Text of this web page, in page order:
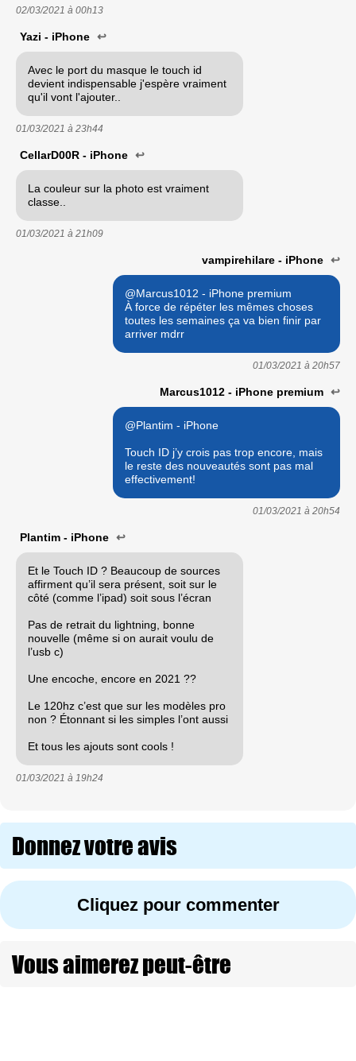
02/03/2021 à 00h13
Yazi - iPhone ↩
Avec le port du masque le touch id
devient indispensable j'espère vraiment
qu'il vont l'ajouter..
01/03/2021 à 23h44
CellarD00R - iPhone ↩
La couleur sur la photo est vraiment
classe..
01/03/2021 à 21h09
vampirehilare - iPhone ↩
@Marcus1012 - iPhone premium
À force de répéter les mêmes choses
toutes les semaines ça va bien finir par
arriver mdrr
01/03/2021 à 20h57
Marcus1012 - iPhone premium ↩
@Plantim - iPhone
Touch ID j’y crois pas trop encore, mais
le reste des nouveautés sont pas mal
effectivement!
01/03/2021 à 20h54
Plantim - iPhone ↩
Et le Touch ID ? Beaucoup de sources
affirment qu’il sera présent, soit sur le
côté (comme l’ipad) soit sous l’écran
Pas de retrait du lightning, bonne
nouvelle (même si on aurait voulu de
l’usb c)
Une encoche, encore en 2021 ??
Le 120hz c’est que sur les modèles pro
non ? Étonnant si les simples l’ont aussi
Et tous les ajouts sont cools !
01/03/2021 à 19h24
Donnez votre avis
Cliquez pour commenter
Vous aimerez peut-être